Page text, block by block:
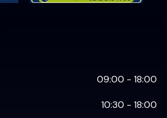
09:00 - 18:00
10:30 - 18:00